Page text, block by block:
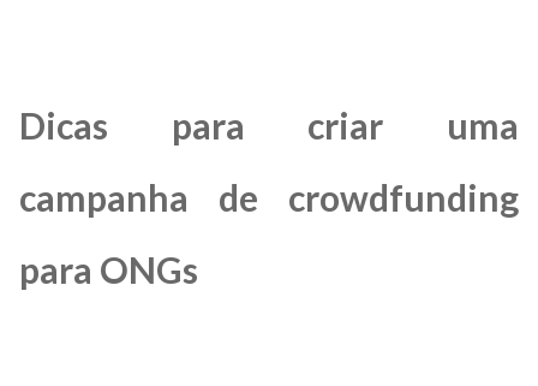
Dicas para criar uma
campanha de crowdfunding
para ONGs